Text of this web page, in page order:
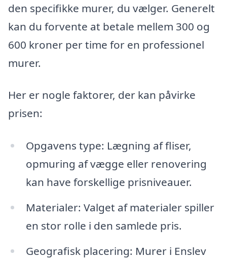
den specifikke murer, du vælger. Generelt
kan du forvente at betale mellem 300 og
600 kroner per time for en professionel
murer.
Her er nogle faktorer, der kan påvirke
prisen:
Opgavens type: Lægning af fliser,
opmuring af vægge eller renovering
kan have forskellige prisniveauer.
Materialer: Valget af materialer spiller
en stor rolle i den samlede pris.
Geografisk placering: Murer i Enslev